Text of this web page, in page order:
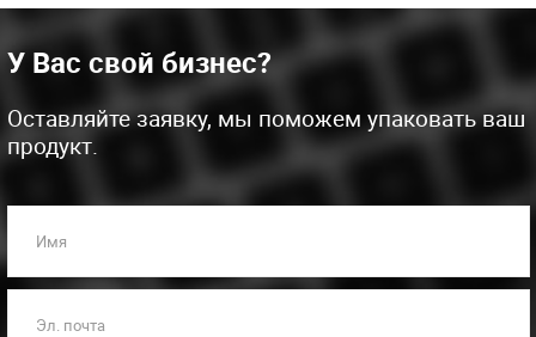
У Вас свой бизнес?
Оставляйте заявку, мы поможем упаковать ваш
продукт.
Имя
Эл. почта